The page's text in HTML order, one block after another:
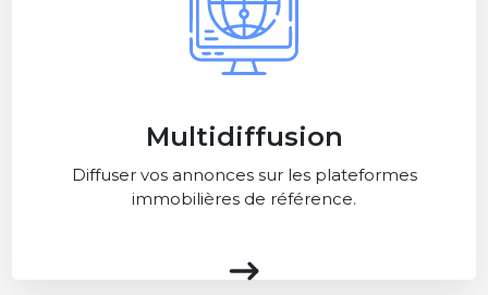
Multidiffusion
Diffuser vos annonces sur les plateformes
immobilières de référence.